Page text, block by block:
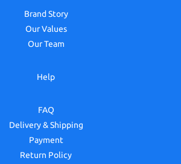
Brand Story
Our Values
Our Team
Help
FAQ
Delivery & Shipping
Payment
Return Policy